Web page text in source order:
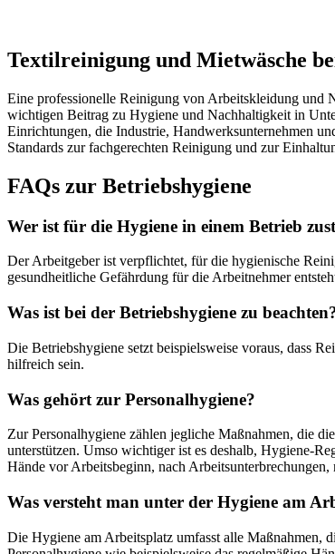
Textilreinigung und Mietwäsche
Eine professionelle Reinigung von Arbeitskleidung und
wichtigen Beitrag zu Hygiene und Nachhaltigkeit in
Einrichtungen, die Industrie, Handwerksunternehmen
Standards zur fachgerechten Reinigung und zur
FAQs zur Betriebshygiene
Wer ist für die Hygiene in einem Betrieb
Der Arbeitgeber ist verpflichtet, für die hygienische
gesundheitliche Gefährdung für die Arbeitnehmer
Was ist bei der Betriebshygiene zu
Die Betriebshygiene setzt beispielsweise voraus, dass
hilfreich sein.
Was gehört zur Personalhygiene?
Zur Personalhygiene zählen jegliche Maßnahmen, die
unterstützen. Umso wichtiger ist es deshalb, Hygiene-
Hände vor Arbeitsbeginn, nach
Was versteht man unter der Hygiene am
Die Hygiene am Arbeitsplatz umfasst alle Maßnahmen,